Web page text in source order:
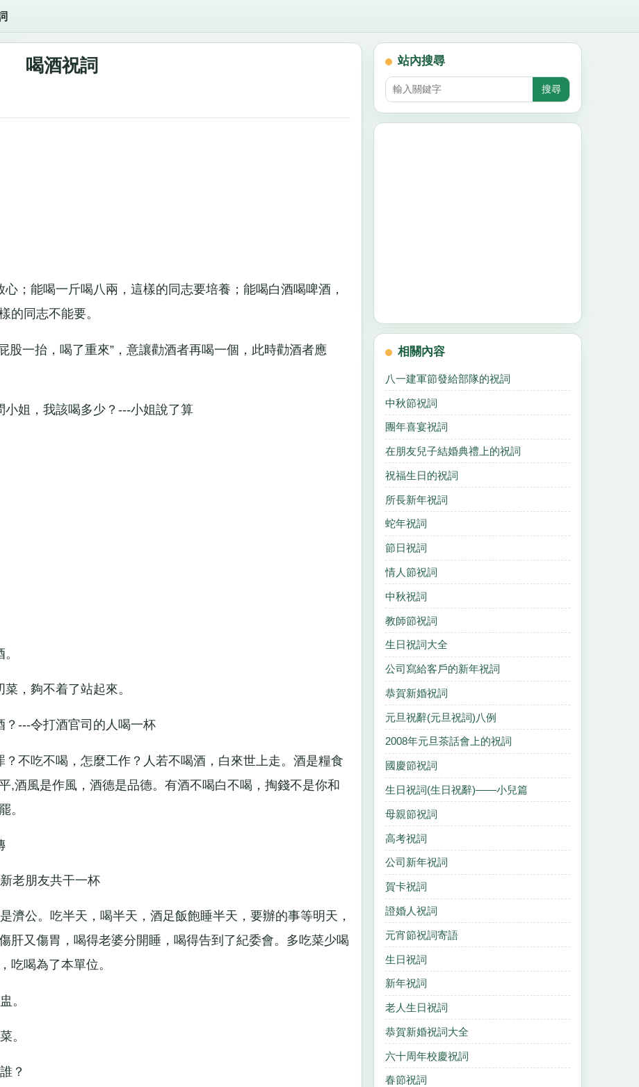
喝酒祝詞
能喝一斤喝八兩，這樣的同志要培養；能喝白酒喝啤酒，
的同志不能要。
一抬，喝了重來”，意讓勸酒者再喝一個，此時勸酒者應
姐，我該喝多少？---小姐說了算
，夠不着了站起來。
---令打酒官司的人喝一杯
吃不喝，怎麼工作？人若不喝酒，白來世上走。酒是糧食
,酒風是作風，酒德是品德。有酒不喝白不喝，掏錢不是你和
。
老朋友共干一杯
公。吃半天，喝半天，酒足飯飽睡半天，要辦的事等明天，
肝又傷胃，喝得老婆分開睡，喝得告到了紀委會。多吃菜少喝
吃喝為了本單位。
。
。
？
站內搜尋
相關內容
八一建軍節發給部隊的祝詞
中秋節祝詞
團年喜宴祝詞
在朋友兒子結婚典禮上的祝詞
祝福生日的祝詞
所長新年祝詞
蛇年祝詞
節日祝詞
情人節祝詞
中秋祝詞
教師節祝詞
生日祝詞大全
公司寫給客戶的新年祝詞
恭賀新婚祝詞
元旦祝辭(元旦祝詞)八例
2008年元旦茶話會上的祝詞
國慶節祝詞
生日祝詞(生日祝辭)——小兒篇
母親節祝詞
高考祝詞
公司新年祝詞
賀卡祝詞
證婚人祝詞
元宵節祝詞寄語
生日祝詞
新年祝詞
老人生日祝詞
恭賀新婚祝詞大全
六十周年校慶祝詞
春節祝詞